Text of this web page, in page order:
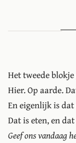
Het tweede
Hier. Op aarde.
En eigenlijk is
Dat is eten, en
Geef ons vandaag